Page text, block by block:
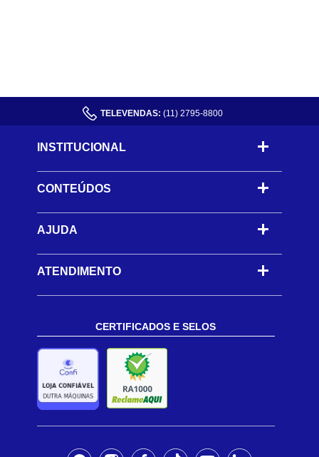
TELEVENDAS: (11) 2795-8800
INSTITUCIONAL
CONTEÚDOS -
AJUDA -
ATENDIMENTO
CERTIFICADOS E SELOS